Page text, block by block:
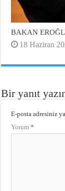
BAKAN
18 Haziran
Bir yanıt
E-posta adresiniz
Yorum*